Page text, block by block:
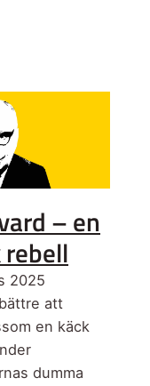
– en
rebell
2025
att
en käck
dumma